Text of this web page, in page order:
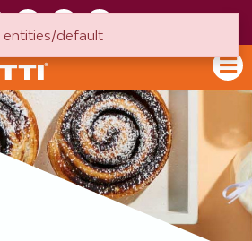
entities/default